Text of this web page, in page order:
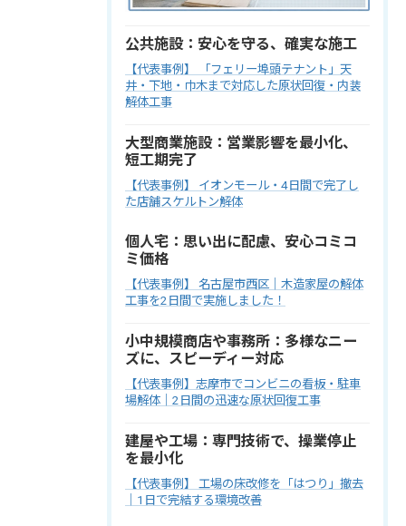
公共施設：安心を守る、確実な施工
【代表事例】 「フェリー埠頭テナント」天
井・下地・巾木まで対応した原状回復・内装
解体工事
大型商業施設：営業影響を最小化、
短工期完了
【代表事例】 イオンモール・4日間で完了し
た店舗スケルトン解体
個人宅：思い出に配慮、安心コミコ
ミ価格
【代表事例】 名古屋市西区｜木造家屋の解体
工事を2日間で実施しました！
小中規模商店や事務所：多様なニー
ズに、スピーディー対応
【代表事例】志摩市でコンビニの看板・駐車
場解体｜2日間の迅速な原状回復工事
建屋や工場：専門技術で、操業停止
を最小化
【代表事例】 工場の床改修を「はつり」撤去
｜1日で完結する環境改善